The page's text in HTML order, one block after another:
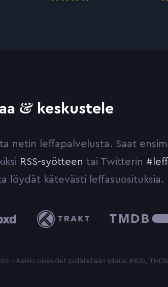
& keskustele
netin leffapalvelusta. Saat
RSS-syötteen tai Twitterin
löydät kätevästi leffasuosituksia.
Trakt
Database
- Kaikki oikeudet pidätetään (data: IMDb,